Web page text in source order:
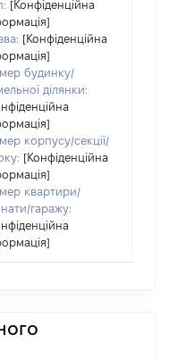
[Конфіденційна
[Конфіденційна
будинку/
ділянки:
корпусу/секції/
[Конфіденційна
квартири/
гаражу: